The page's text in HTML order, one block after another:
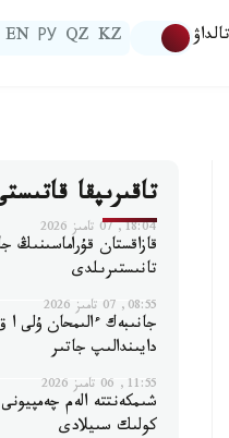
تالداۋ KZ
QZ
РУ
EN
تاقىرىپقا
18:04, 07 تامىز 2026
قازاقستان قۇراماسىنىڭ
تانىستىرىلدى
08:55, 07 تامىز 2026
جانىبەك ءالىمحان ۇلى
دايىندالىپ جاتىر
11:55, 06 تامىز 2026
شىمكەنتتە الەم
كولىك سىيلادى